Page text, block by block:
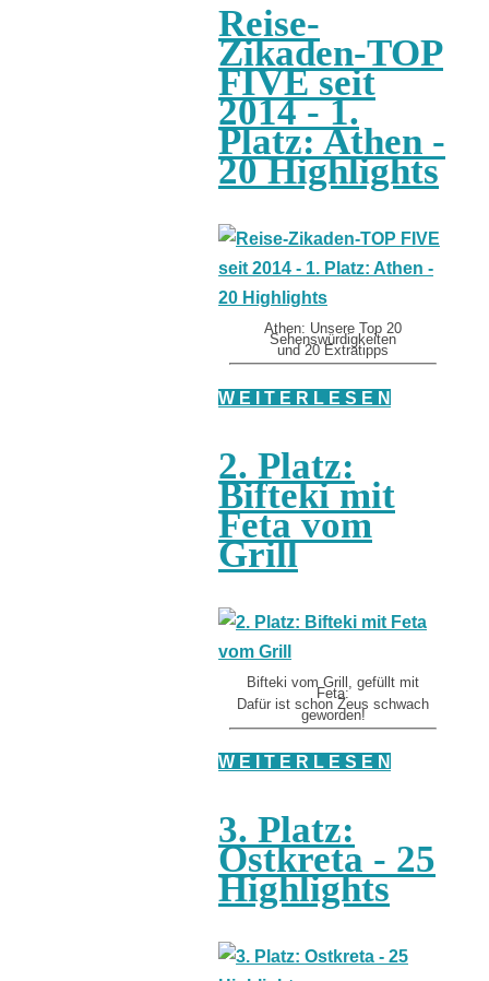
Reise-
Zikaden-TOP
FIVE seit
2014 - 1.
Platz: Athen -
20 Highlights
Athen: Unsere Top 20
Sehenswürdigkeiten
und 20 Extratipps
W E I T E R L E S E N
2. Platz:
Bifteki mit
Feta vom
Grill
Bifteki vom Grill, gefüllt mit
Feta:
Dafür ist schon Zeus schwach
geworden!
W E I T E R L E S E N
3. Platz:
Ostkreta - 25
Highlights